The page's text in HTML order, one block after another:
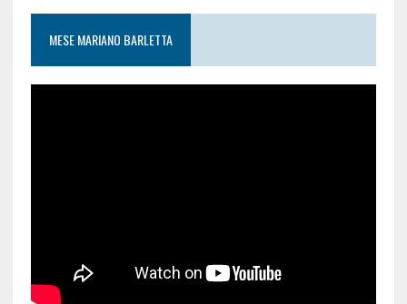
MESE MARIANO BARLETTA